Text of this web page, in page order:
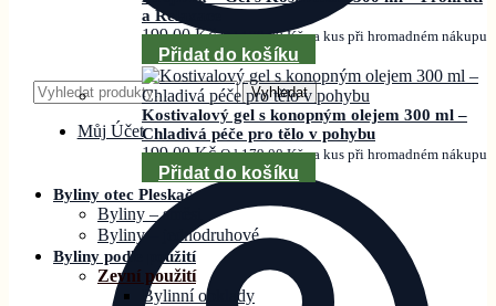
Hledat: Vyhledat
Můj Účet
a Relaxace
199,00Kč Od179,00Kčza kus při hromadném nákupu
Přidat do košíku
Kostivalový gel s konopným olejem 300 ml –
Chladivá péče pro tělo v pohybu
199,00Kč Od179,00Kčza kus při hromadném nákupu
Přidat do košíku
Byliny otec Pleskač
Byliny – směsi
Byliny – jednodruhové
Byliny podle použití
Zevní použití
Bylinní obklady